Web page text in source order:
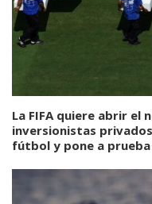
La FIFA quiere abrir el
inversionistas
fútbol y pone a